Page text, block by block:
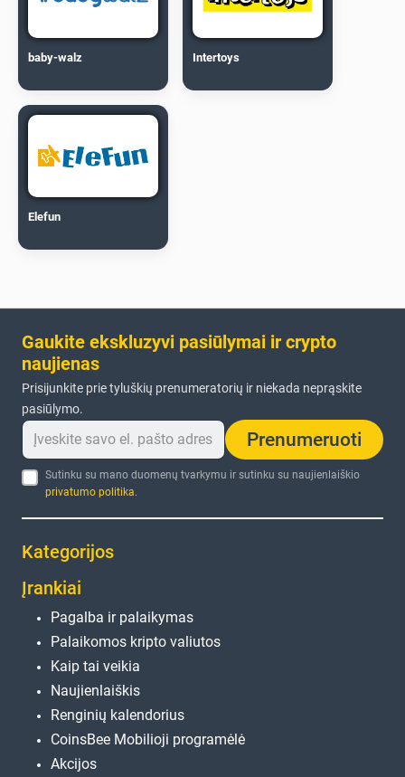
baby-walz Intertoys
Elefun
Gaukite ekskluzyvi pasiūlymai ir crypto
naujienas
Prisijunkite prie tyluškių prenumeratorių ir niekada neprąskite
pasiūlymo.
Prenumeruoti
Sutinku su mano duomenų tvarkymu ir sutinku su naujienlaiškio
privatumo politika.
Kategorijos
Įrankiai
Pagalba ir palaikymas
Palaikomos kripto valiutos
Kaip tai veikia
Naujienlaiškis
Renginių kalendorius
CoinsBee Mobilioji programėlė
Akcijos